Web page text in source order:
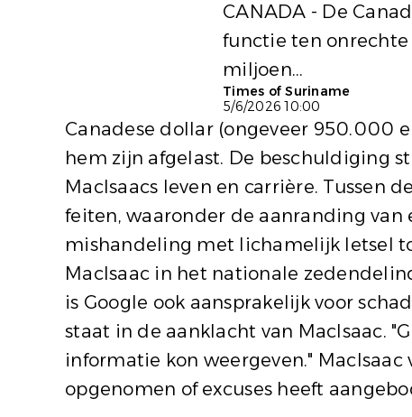
CANADA - De
functie ten onrechte
miljoen...
Times of Suriname
5/6/2026 10:00
Canadese dollar (ongeveer 950.000
hem zijn afgelast. De beschuldiging
MacIsaacs leven en carrière. Tussen
feiten, waaronder de aanranding
mishandeling met lichamelijk letsel
MacIsaac in het nationale
is Google ook aansprakelijk voor
staat in de aanklacht van MacIsaac.
informatie kon weergeven."
opgenomen of excuses heeft